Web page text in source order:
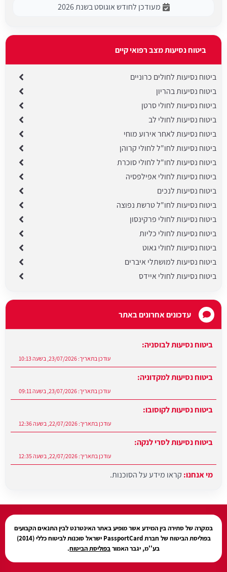
מעודכן לחודש אוגוסט בשנת 2026
ביטוח נסיעות מצב רפואי קיים
ביטוח נסיעות לחולים כרוניים
ביטוח נסיעות בהריון
ביטוח נסיעות לחולי סרטן
ביטוח נסיעות לחולי לב
ביטוח נסיעות לאחר אירוע מוחי
ביטוח נסיעות לחו"ל לחולי קרוהן
ביטוח נסיעות לחו"ל לחולי סוכרת
ביטוח נסיעות לחולי אפילפסיה
ביטוח נסיעות לנכים
ביטוח נסיעות לחו"ל טרשת נפוצה
ביטוח נסיעות לחולי פרקינסון
ביטוח נסיעות לחולי כליות
ביטוח נסיעות לחולי גאוט
ביטוח נסיעות למושתלי איברים
ביטוח נסיעות לחולי איידס
עדכונים אחרונים באתר
ביטוח נסיעות לבוסניה:
עודכן בתאריך: 23/07/2026, בשעה 10:13
ביטוח נסיעות למקדוניה:
עודכן בתאריך: 23/07/2026, בשעה 09:11
ביטוח נסיעות לקוסובו:
עודכן בתאריך: 22/07/2026, בשעה 12:36
ביטוח נסיעות לסרי לנקה:
עודכן בתאריך: 22/07/2026, בשעה 12:35
מי אנחנו: קראו מידע על הסוכנות.
במקרה של סתירה בין המידע אשר מופיע באתר האינטרנט לבין התנאים הקבועים
בפוליסת הביטוח של חברת PassportCard ישראל סוכנות לביטוח כללי (2014)
בע''מ, יגבר האמורבפוליסת הביטוח.